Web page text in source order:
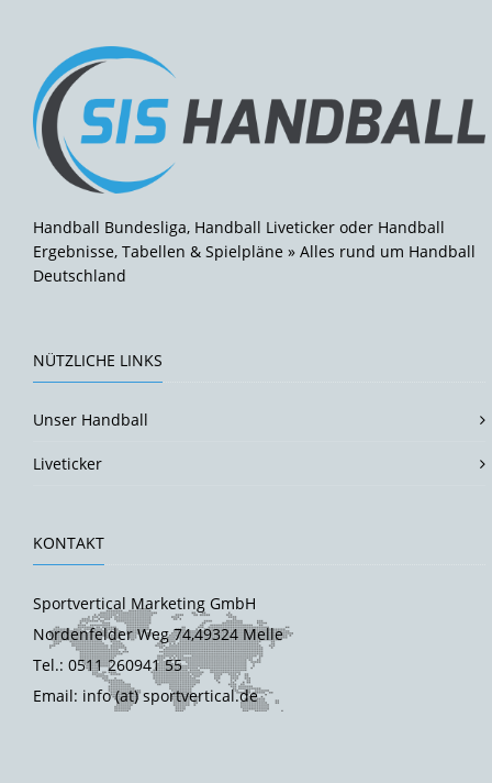
Handball Bundesliga, Handball Liveticker oder Handball
Ergebnisse, Tabellen & Spielpläne » Alles rund um Handball
Deutschland
NÜTZLICHE LINKS
Unser Handball
Liveticker
KONTAKT
Sportvertical Marketing GmbH
Nordenfelder Weg 74,49324 Melle
Tel.: 0511 260941 55
Email: info (at) sportvertical.de